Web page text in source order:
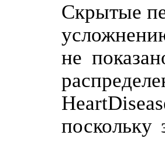
Скрытые
не
поскольку